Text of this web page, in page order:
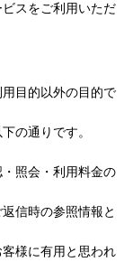
スをご利用いただ
目的以外の目的で
の通りです。
照会・利用料金の
信時の参照情報と
様に有用と思われ